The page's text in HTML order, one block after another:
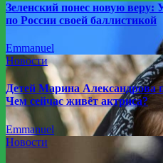
Зеленский понес новую веру:
по России своей баллистикой
Emmanuel
Новости
Детей Марина
Чем сейчас живёт актриса?
Emmanuel
Новости